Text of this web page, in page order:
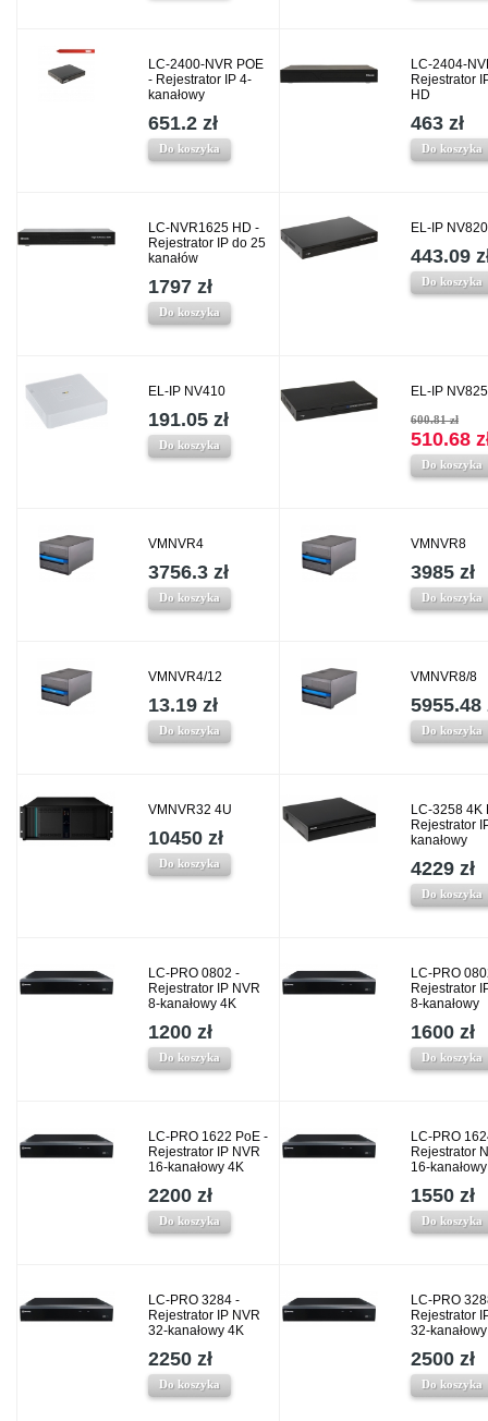
LC-2400-NVR POE
- Rejestrator IP 4-
kanałowy
651.2 zł
Do koszyka
LC-2404-
Rejestrator
HD
463 zł
Do koszyka
LC-NVR1625 HD -
Rejestrator IP do 25
kanałów
1797 zł
Do koszyka
EL-IP NV820
443.09
Do koszyka
EL-IP NV410
191.05 zł
Do koszyka
EL-IP NV825
600.81 zł
510.68
Do koszyka
VMNVR4
3756.3 zł
Do koszyka
VMNVR8
3985 zł
Do koszyka
VMNVR4/12
13.19 zł
Do koszyka
VMNVR8/8
5955.48
Do koszyka
VMNVR32 4U
10450 zł
Do koszyka
LC-3258 4K
Rejestrator
kanałowy
4229 zł
Do koszyka
LC-PRO 0802 -
Rejestrator IP NVR
8-kanałowy 4K
1200 zł
Do koszyka
LC-PRO
Rejestrator
8-kanałowy
1600 zł
Do koszyka
LC-PRO 1622 PoE -
Rejestrator IP NVR
16-kanałowy 4K
2200 zł
Do koszyka
LC-PRO
Rejestrator
16-
1550 zł
Do koszyka
LC-PRO 3284 -
Rejestrator IP NVR
32-kanałowy 4K
2250 zł
Do koszyka
LC-PRO
Rejestrator
32-
2500 zł
Do koszyka